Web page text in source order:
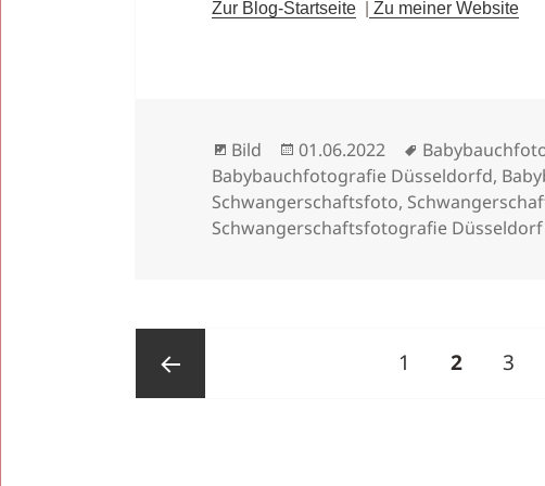
Zur Blog-Startseite Zu meiner Website
Format
Bild
Veröffentlicht
am
01.06.2022 Schlagwörter
Babybauchfotografie Düsseldorfd,
Schwangerschaftsfoto,
Schwangerschaftsfotografie Düsseldorf
der
Seite
1 SEITE
2 Seite
3